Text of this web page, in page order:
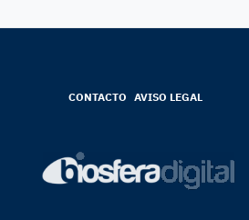
CONTACTO AVISO LEGAL